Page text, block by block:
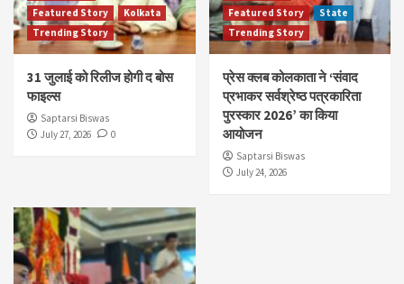
Featured Story
Kolkata
Trending Story
31 जुलाई को रिलीज होगी द बोस
फाइल्स
Saptarsi Biswas
July 27, 2026
0
Featured Story
State
Trending Story
प्रेस क्लब कोलकाता ने ‘संवाद
प्रभाकर सर्वश्रेष्ठ पत्रकारिता
पुरस्कार 2026’ का किया
आयोजन
Saptarsi Biswas
July 24, 2026